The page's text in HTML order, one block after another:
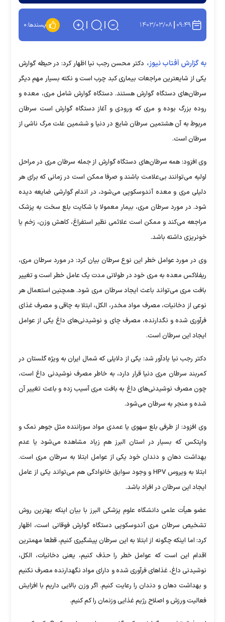
۰۹:۴۹ ۱۴۰۳/۰۳/۰۸ پسندها:۰
به گزارش آفتاب نیوز، دکتر محسن رجب نیا اظهار کرد: در حیطه گوارش
یکی از شایعترین مراجعات بیماری کبد چرب است و نکته بسیار مهم دیگر
سرطان‌های دستگاه گوارش هستند. دستگاه گوارش شامل مری، معده و
روده بزرگ بوده و مری که ورودی و آغاز دستگاه گوارش است سرطان
مربوط به آن هشتمین سرطان شایع در دنیا و ششمین علت مرگ ناشی از
سرطان است.
وی افزود: همه سرطان‌های دستگاه گوارش از جمله سرطان مری در مراحل
اولیه می‌توانند بی‌علامت باشند و صرفا ممکن است در زمانی که برای هر
دلیلی مری و معده آندوسکوپی می‌شود، در اندام گوارشی ضایعه دیده
شود. در مورد سرطان مری، بیمار معمولا با شکایت بلع سخت به پزشک
مراجعه می‌کند و ممکن است علائمی نظیر استفراغ، کاهش وزن، زخم یا
خونریزی داشته باشد.
وی در مورد عوامل خطر این نوع سرطان بیان کرد: در مورد سرطان مری،
ریفلاکس معده به مری خود در طولانی مدت یک عامل خطر است و تغییر
بافت مری می‌تواند باعث ایجاد سرطان مری شود. همچنین استعمال هر
نوعی از دخانیات، مصرف مواد مخدر، الکل، ابتلا به چاقی و مصرف غذای
فرآوری شده و نگدارنده، مصرف چای و نوشیدنی‌های داغ یکی از عوامل
ایجاد این سرطان است.
دکتر رجب نیا یادآور شد: یکی از دلایلی که شمال ایران به ویژه گلستان در
کمربند سرطان مری دنیا قرار دارد، به خاطر مصرف نوشیدنی داغ است،
چون مصرف نوشیدنی‌های داغ به بافت مری آسیب زده و باعث تغییر آن
شده و منجر به سرطان می‌شود.
وی افزود: از طرفی بلع سهوی یا عمدی مواد سوزاننده مثل جوهر نمک و
وایتکس که بسیار در استان البرز هم زیاد مشاهده می‌شود یا عدم
بهداشت دهان و دندان خود یکی از عوامل ابتلا به سرطان مری است.
ابتلا به ویروس HPV و وجود سوابق خانوادگی هم می‌تواند یکی از عامل
ایجاد این سرطان در افراد باشد.
عضو هیأت علمی دانشگاه علوم پزشکی البرز با بیان اینکه بهترین روش
تشخیص سرطان مری آندوسکوپی دستگاه گوارش فوقانی است، اظهار
کرد: اما اینکه چگونه از ابتلا به این سرطان پیشگیری کنیم، قطعا مهمترین
اقدام این است که عوامل خطر را حذف کنیم، یعنی دخانیات، الکل،
نوشیدنی داغ، غذاهای فرآوری شده و دارای مواد نگهدارنده مصرف نکنیم
و بهداشت دهان و دندان را رعایت کنیم‌. اگر وزن بالایی داریم با افزایش
فعالیت ورزش و اصلاح رژیم غذایی وزنمان را کم کنیم.